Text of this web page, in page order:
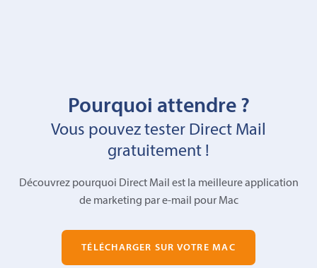
Pourquoi attendre ?
Vous pouvez tester Direct Mail
gratuitement !
Découvrez pourquoi Direct Mail est la meilleure application
de marketing par e-mail pour Mac
TÉLÉCHARGER SUR VOTRE MAC